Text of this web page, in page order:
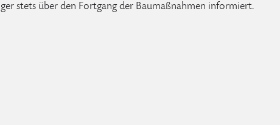
stets über den Fortgang der Baumaßnahmen informiert.